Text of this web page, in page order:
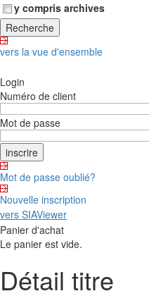
y compris archives
vers la vue d'ensemble
Login
Numéro de client
Mot de passe
Mot de passe oublié?
Nouvelle inscription
vers SIAViewer
Panier d'achat
Le panier est vide.
Détail titre